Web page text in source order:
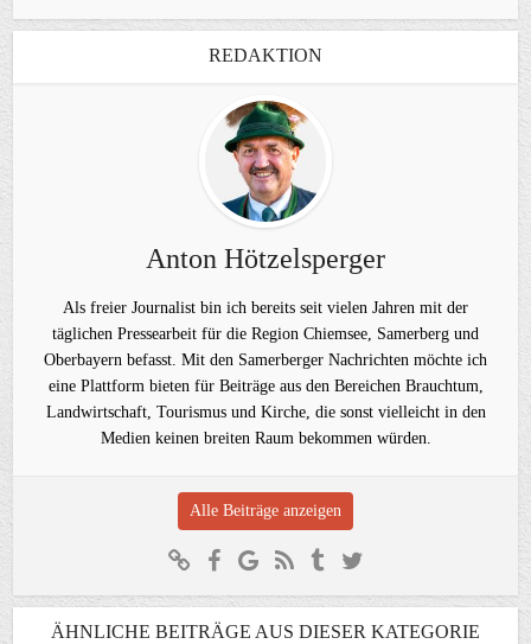
REDAKTION
Anton Hötzelsperger
Als freier Journalist bin ich bereits seit vielen Jahren mit der
täglichen Pressearbeit für die Region Chiemsee, Samerberg und
Oberbayern befasst. Mit den Samerberger Nachrichten möchte ich
eine Plattform bieten für Beiträge aus den Bereichen Brauchtum,
Landwirtschaft, Tourismus und Kirche, die sonst vielleicht in den
Medien keinen breiten Raum bekommen würden.
Alle Beiträge anzeigen
ÄHNLICHE BEITRÄGE AUS DIESER KATEGORIE